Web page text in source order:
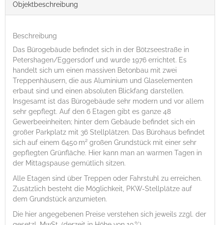
Objekt­beschreibung
Beschreibung
Das Bürogebäude befindet sich in der Bötzseestraße in
Petershagen/Eggersdorf und wurde 1976 errichtet. Es
handelt sich um einen massiven Betonbau mit zwei
Treppenhäusern, die aus Aluminium und Glaselementen
erbaut sind und einen absoluten Blickfang darstellen.
Insgesamt ist das Bürogebäude sehr modern und vor allem
sehr gepflegt. Auf den 6 Etagen gibt es ganze 48
Gewerbeeinheiten; hinter dem Gebäude befindet sich ein
großer Parkplatz mit 36 Stellplätzen. Das Bürohaus befindet
sich auf einem 6450 m² großen Grundstück mit einer sehr
gepflegten Grünfläche. Hier kann man an warmen Tagen in
der Mittagspause gemütlich sitzen.
Alle Etagen sind über Treppen oder Fahrstuhl zu erreichen.
Zusätzlich besteht die Möglichkeit, PKW-Stellplätze auf
dem Grundstück anzumieten.
Die hier angegebenen Preise verstehen sich jeweils zzgl. der